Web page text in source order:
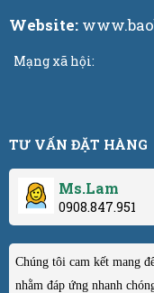
Website:
Mạng xã hội:
TƯ VẤN ĐẶT HÀNG
Ms.Lam
0908.847.951
Chúng tôi cam kết mang
nhằm đáp ứng nhanh